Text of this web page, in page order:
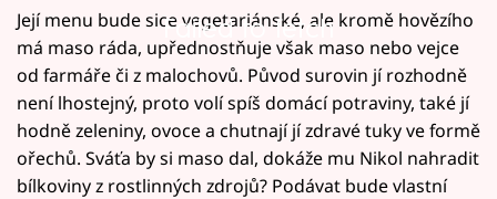
Failed to fetch
Její menu bude sice vegetariánské, ale kromě hovězího
má maso ráda, upřednostňuje však maso nebo vejce
od farmáře či z malochovů. Původ surovin jí rozhodně
není lhostejný, proto volí spíš domácí potraviny, také jí
hodně zeleniny, ovoce a chutnají jí zdravé tuky ve formě
ořechů. Sváťa by si maso dal, dokáže mu Nikol nahradit
bílkoviny z rostlinných zdrojů? Podávat bude vlastní